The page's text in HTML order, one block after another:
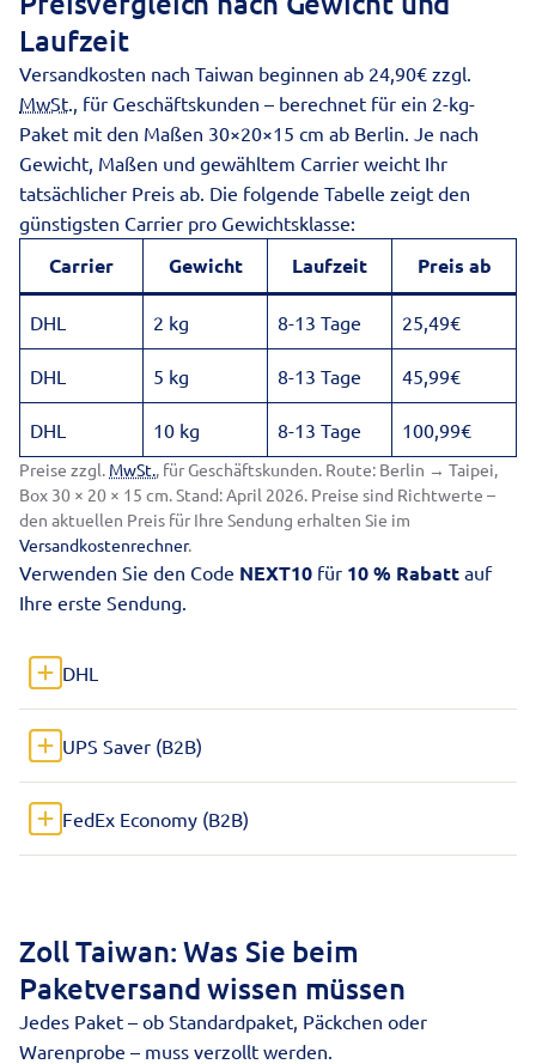
Laufzeit
Versandkosten nach Taiwan beginnen ab 24,90€ zzgl.
MwSt., für Geschäftskunden – berechnet für ein 2-kg-
Paket mit den Maßen 30×20×15 cm ab Berlin. Je nach
Gewicht, Maßen und gewähltem Carrier weicht Ihr
tatsächlicher Preis ab. Die folgende Tabelle zeigt den
günstigsten Carrier pro Gewichtsklasse:
Carrier Gewicht Laufzeit Preis ab
DHL 2 kg 8-13 Tage 25,49€
DHL 5 kg 8-13 Tage 45,99€
DHL 10 kg 8-13 Tage 100,99€
Preise zzgl. MwSt., für Geschäftskunden. Route: Berlin → Taipei,
Box 30 × 20 × 15 cm. Stand: April 2026. Preise sind Richtwerte –
den aktuellen Preis für Ihre Sendung erhalten Sie im
Versandkostenrechner.
Verwenden Sie den Code NEXT10 für 10 % Rabatt auf
Ihre erste Sendung.
DHL
UPS Saver (B2B)
FedEx Economy (B2B)
Zoll Taiwan: Was Sie beim
Paketversand wissen müssen
Jedes Paket – ob Standardpaket, Päckchen oder
Warenprobe – muss verzollt werden.